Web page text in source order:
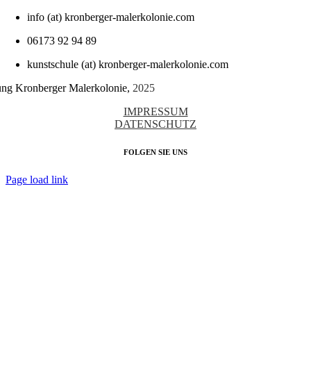
info (at) kronberger-malerkolonie.com
06173 92 94 89
kunstschule (at) kronberger-malerkolonie.com
Kronberger Malerkolonie, 2025
IMPRESSUM
DATENSCHUTZ
FOLGEN SIE UNS
Page load link